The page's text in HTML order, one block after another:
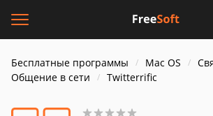
Бесплатные программы Mac OS
Общение в сети
Twitterrific